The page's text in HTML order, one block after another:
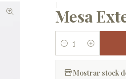
|
Mesa
Quantity
Mostrar stock